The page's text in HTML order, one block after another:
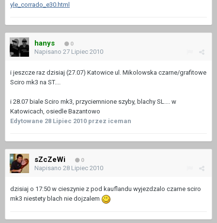
yle_corrado_e30.html
hanys 0
Napisano 27 Lipiec 2010
i jeszcze raz dzisiaj (27.07) Katowice ul. Mikolowska czarne/grafitowe
Sciro mk3 na ST....
i 28.07 biale Sciro mk3, przyciemnione szyby, blachy SL.... w
Katowicach, osiedle Bazantowo
Edytowane 28 Lipiec 2010 przez iceman
sZcZeWi 0
Napisano 28 Lipiec 2010
dzisiaj o 17:50 w cieszynie z pod kauflandu wyjezdzalo czarne sciro
mk3 niestety blach nie dojzalem